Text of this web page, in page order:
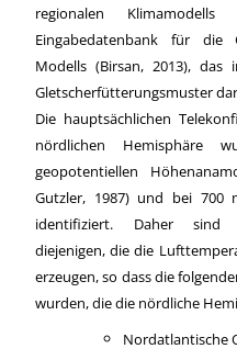
regionalen
Eingabedatenbank für die
Modells (Birsan, 2013), das
Gletscherfütterungsmuster
Die hauptsächlichen
nördlichen Hemisphäre
geopotentiellen
Gutzler, 1987) und bei 700
identifiziert. Daher sind
diejenigen, die die
erzeugen, so dass die
wurden, die die nördliche
Nordatlantische